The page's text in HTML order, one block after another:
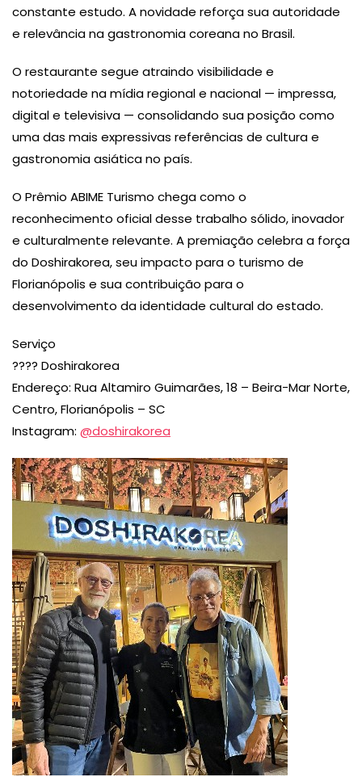
constante estudo. A novidade reforça sua autoridade
e relevância na gastronomia coreana no Brasil.
O restaurante segue atraindo visibilidade e
notoriedade na mídia regional e nacional — impressa,
digital e televisiva — consolidando sua posição como
uma das mais expressivas referências de cultura e
gastronomia asiática no país.
O Prêmio ABIME Turismo chega como o
reconhecimento oficial desse trabalho sólido, inovador
e culturalmente relevante. A premiação celebra a força
do Doshirakorea, seu impacto para o turismo de
Florianópolis e sua contribuição para o
desenvolvimento da identidade cultural do estado.
Serviço
???? Doshirakorea
Endereço: Rua Altamiro Guimarães, 18 – Beira-Mar Norte,
Centro, Florianópolis – SC
Instagram: @doshirakorea